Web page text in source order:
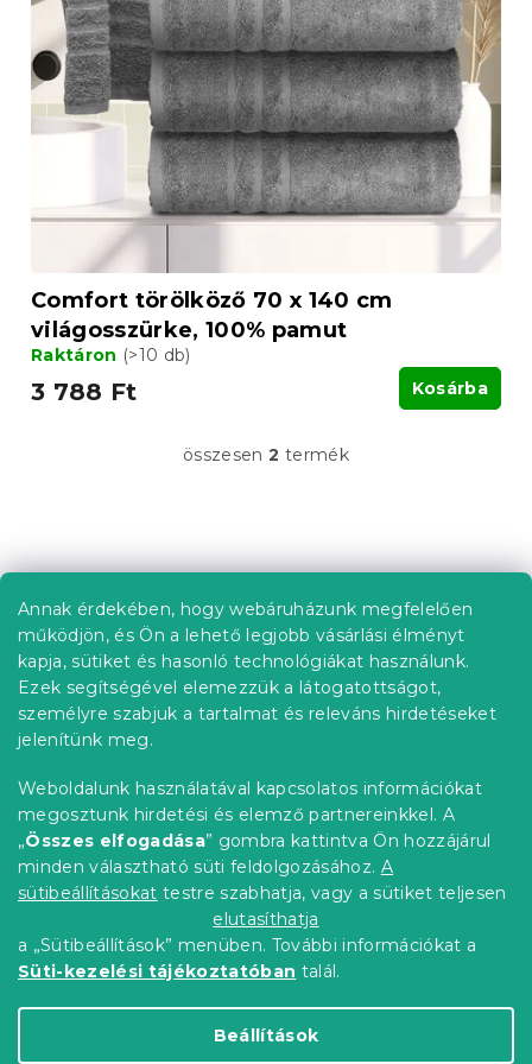
Annak érdekében, hogy webáruházunk megfelelően
működjön, és Ön a lehető legjobb vásárlási élményt
kapja, sütiket és hasonló technológiákat használunk.
Ezek segítségével elemezzük a látogatottságot,
személyre szabjuk a tartalmat és releváns hirdetéseket
jelenítünk meg.
Weboldalunk használatával kapcsolatos információkat
megosztunk hirdetési és elemző partnereinkkel. A
„Összes elfogadása” gombra kattintva Ön hozzájárul
minden választható süti feldolgozásához. A
sütibeállításokat testre szabhatja, vagy a sütiket teljesen
elutasíthatja
a „Sütibeállítások” menüben. További információkat a
Süti-kezelési tájékoztatóban talál.
Beállítások
Comfort törölköző 70 x 140 cm
világosszürke, 100% pamut
Raktáron (>10 db)
3 788 Ft Kosárba
L
i
r
á
n
y
í
t
e
l
e
m
e
i
összesen2 termék
á
Információ az Ön számára
Rendelés követése
Szállítási lehetőségek
Fizetési lehetőségek
Reklamáció és áruvisszaküldés
Elérhetőség
Általános szerződési feltételek
Adatvédelmi nyilatkozat
Blog
Partnereinknek